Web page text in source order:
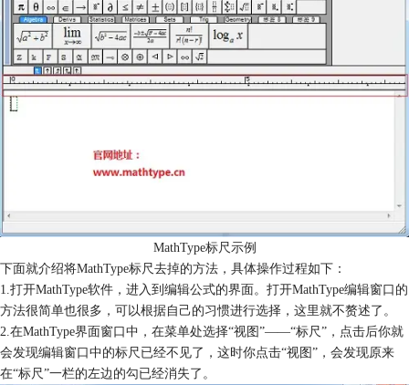
MathType标尺示例
下面就介绍将MathType标尺去掉的方法，具体操作过程如下：
1.打开MathType软件，进入到编辑公式的界面。打开MathType编辑窗口的
方法很简单也很多，可以根据自己的习惯进行选择，这里就不赘述了。
2.在MathType界面窗口中，在菜单处选择“视图”——“标尺”，点击后你就
会发现编辑窗口中的标尺已经不见了，这时你点击“视图”，会发现原来
在“标尺”一栏的左边的勾已经消失了。